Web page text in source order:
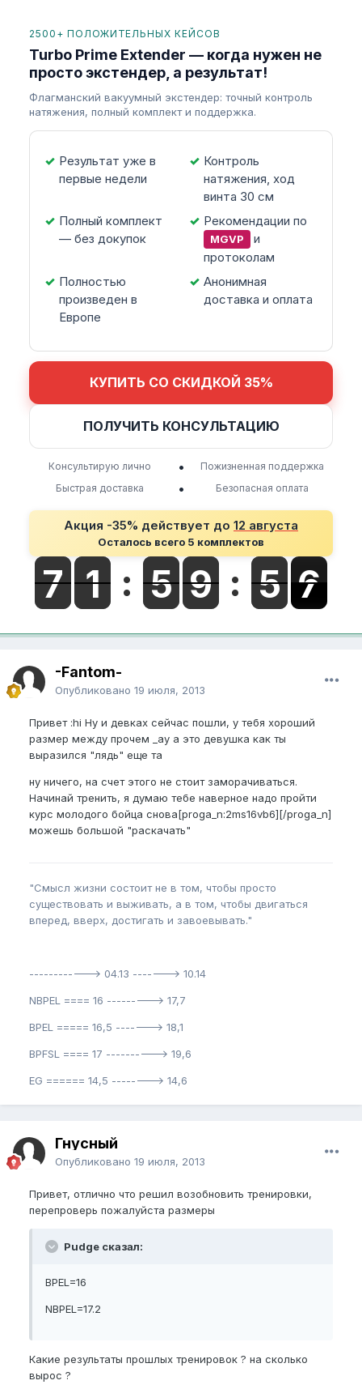
2500+ ПОЛОЖИТЕЛЬНЫХ КЕЙСОВ
Turbo Prime Extender — когда нужен не
просто экстендер, а результат!
Флагманский вакуумный экстендер: точный контроль
натяжения, полный комплект и поддержка.
Результат уже в
первые недели
Контроль
натяжения, ход
винта 30 см
Полный комплект
— без докупок
Рекомендации по
MGVP
и
протоколам
Полностью
произведен в
Европе
Анонимная
доставка и оплата
КУПИТЬ СО СКИДКОЙ 35%
ПОЛУЧИТЬ КОНСУЛЬТАЦИЮ
Консультирую лично •
Пожизненная поддержка
Быстрая доставка
• Безопасная оплата
Акция -35% действует до 12 августа
Осталось всего 5 комплектов
-Fantom-
Опубликовано 19 июля, 2013
Привет :hi Ну и девках сейчас пошли, у тебя хороший
размер между прочем _ay а это девушка как ты
выразился "лядь" еще та
ну ничего, на счет этого не стоит заморачиваться.
Начинай тренить, я думаю тебе наверное надо пройти
курс молодого бойца снова[proga_n:2ms16vb6][/proga_n]
можешь большой "раскачать"
"Смысл жизни состоит не в том, чтобы просто
существовать и выживать, а в том, чтобы двигаться
вперед, вверх, достигать и завоевывать."
------------> 04.13 -------> 10.14
NBPEL ==== 16 ---------> 17,7
BPEL ===== 16,5 -------> 18,1
BPFSL ==== 17 ----------> 19,6
EG ====== 14,5 --------> 14,6
Гнусный
Опубликовано 19 июля, 2013
Привет, отлично что решил возобновить тренировки,
перепроверь пожалуйста размеры
Pudge сказал:
BPEL=16
NBPEL=17.2
Какие результаты прошлых тренировок ? на сколько
вырос ?